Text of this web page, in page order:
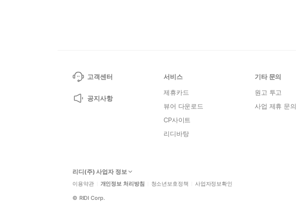
고객센터
공지사항
서비스
제휴카드
뷰어 다운로드
CP사이트
리디바탕
기타 문의
원고 투고
사업 제휴 문의
리디(주) 사업자 정보
이용약관 개인정보 처리방침 청소년보호정책 사업자정보확인
© RIDI Corp.